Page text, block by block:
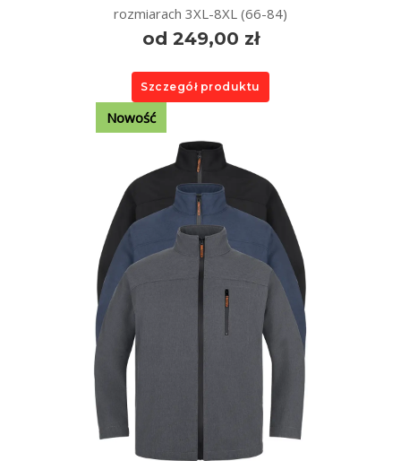
rozmiarach 3XL-8XL (66-84)
od 249,00 zł
Szczegół produktu
Nowość